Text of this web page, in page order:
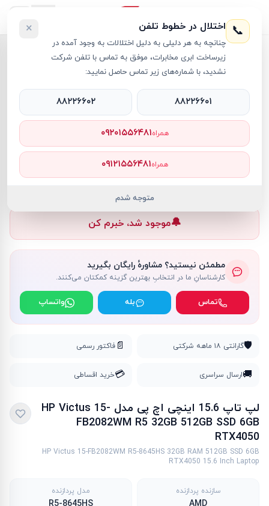
لپ تاپ Victus ›
+
لپ تاپ Victus RT26887
ناموجود
🔔موجود شد، خبرم کن
مطمئن نیستید؟ مشاورهٔ رایگان بگیرید
کارشناسانِ ما در انتخابِ بهترین گزینه کمکتان می‌کنند.
تماس بله واتساپ
🛡️گارانتی ۱۸ ماهه شرکتی 📄 فاکتور رسمی
🚚ارسال سراسری 💳خرید اقساطی
لپ تاپ 15.6 اینچی اچ پی مدل HP Victus 15-
FB2082WM R5 32GB 512GB SSD 6GB
RTX4050
HP Victus 15-FB2082WM R5-8645HS 32GB RAM 512GB SSD 6GB
RTX4050 15.6 Inch Laptop
سازنده پردازنده مدل پردازنده
📞 اختلال در خطوط تلفن
چنانچه به هر دلیلی به دلیل اختلالات به وجود آمده در
زیرساخت ابری مخابرات، موفق به تماس با تلفن شرکت
نشدید، با شماره‌های زیر تماس حاصل نمایید:
×
۸۸۲۲۶۶۰۱ ۸۸۲۲۶۶۰۲
همراه۰۹۲۰۱۵۵۶۴۸۱
همراه۰۹۱۲۱۵۵۶۴۸۱
متوجه شدم